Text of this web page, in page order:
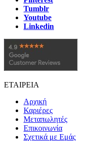
Tumblr
Youtube
Linkedin
ΕΤΑΙΡΕΙΑ
Αρχική
Καριέρες
Μεταπωλητές
Επικοινωνία
Σχετικά με Εμάς